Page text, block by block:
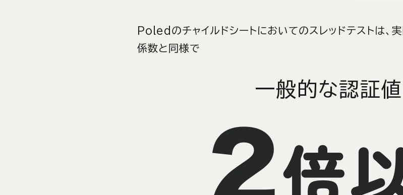
Poledのチャイルドシートにおいてのスレッドテストは、
係数と同様で
一般的な認証